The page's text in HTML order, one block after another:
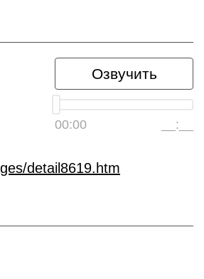
Озвучить
00:00 __:__
detail8619.htm